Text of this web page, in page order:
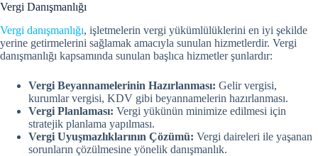
Vergi Danışmanlığı
Vergi danışmanlığı, işletmelerin vergi yükümlülüklerini en iyi şekilde
yerine getirmelerini sağlamak amacıyla sunulan hizmetlerdir. Vergi
danışmanlığı kapsamında sunulan başlıca hizmetler şunlardır:
Vergi Beyannamelerinin Hazırlanması: Gelir vergisi,
kurumlar vergisi, KDV gibi beyannamelerin hazırlanması.
Vergi Planlaması: Vergi yükünün minimize edilmesi için
stratejik planlama yapılması.
Vergi Uyuşmazlıklarının Çözümü: Vergi daireleri ile yaşanan
sorunların çözülmesine yönelik danışmanlık.